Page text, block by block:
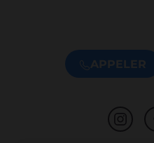
APPELER